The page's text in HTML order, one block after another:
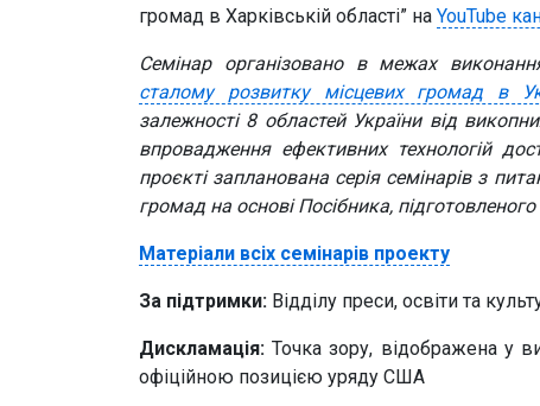
громад в Харківській області” на YouTube
Семінар організовано в межах
сталому розвитку місцевих громад в
залежності 8 областей України від
впровадження ефективних технологій
проєкті запланована серія семінарів з
громад на основі Посібника,
Матеріали всіх семінарів проекту
За підтримки: Відділу преси, освіти та
Дискламація: Точка зору, відображена у
офіційною позицією уряду США